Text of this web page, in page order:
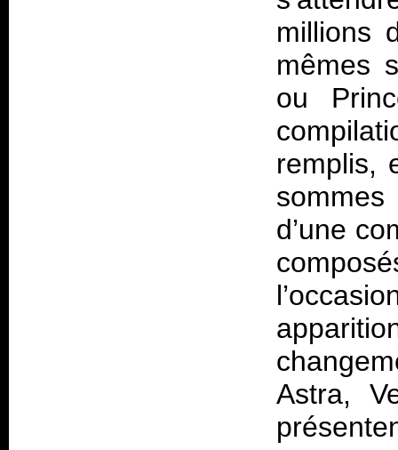
millions
mêmes
ou
remplis,
d’une
Astra,